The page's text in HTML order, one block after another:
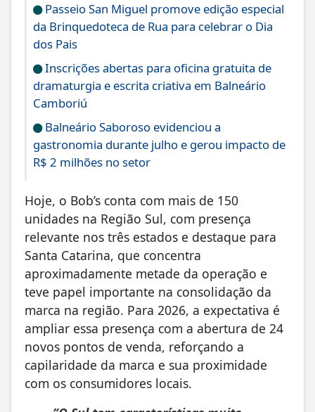
Passeio San Miguel promove edição especial
da Brinquedoteca de Rua para celebrar o Dia
dos Pais
Inscrições abertas para oficina gratuita de
dramaturgia e escrita criativa em Balneário
Camboriú
Balneário Saboroso evidenciou a
gastronomia durante julho e gerou impacto de
R$ 2 milhões no setor
Hoje, o Bob’s conta com mais de 150
unidades na Região Sul, com presença
relevante nos três estados e destaque para
Santa Catarina, que concentra
aproximadamente metade da operação e
teve papel importante na consolidação da
marca na região. Para 2026, a expectativa é
ampliar essa presença com a abertura de 24
novos pontos de venda, reforçando a
capilaridade da marca e sua proximidade
com os consumidores locais.